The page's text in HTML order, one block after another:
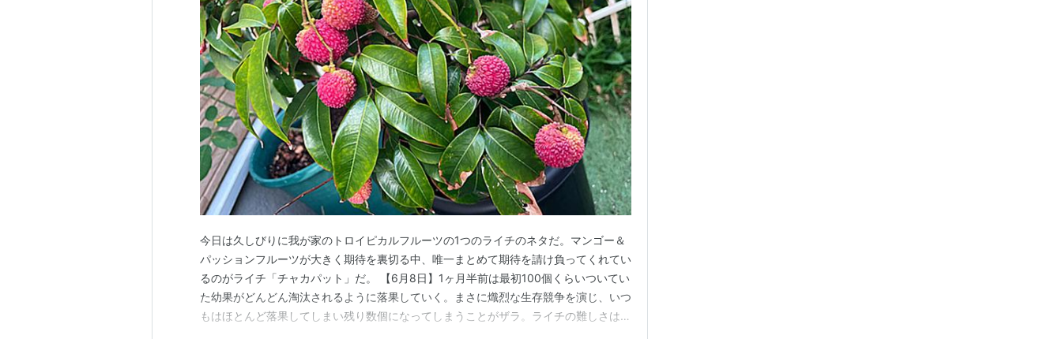
今日は久しびりに我が家のトロイピカルフルーツの1つのライチのネタだ。マンゴー＆
パッションフルーツが大きく期待を裏切る中、唯一まとめて期待を請け負ってくれてい
るのがライチ「チャカパット」だ。 【6月8日】1ヶ月半前は最初100個くらいついてい
た幼果がどんどん淘汰されるように落果していく。まさに熾烈な生存競争を演じ、いつ
もはほとんど落果してしまい残り数個になってしまうことがザラ。ライチの難しさはこ